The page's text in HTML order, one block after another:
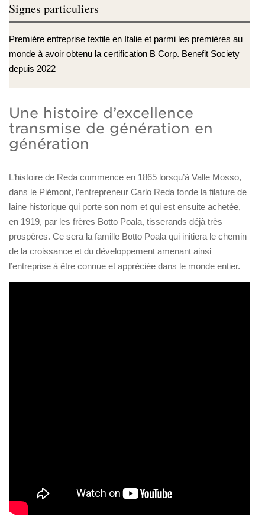
Signes particuliers
Première entreprise textile en Italie et parmi les premières au
monde à avoir obtenu la certification B Corp. Benefit Society
depuis 2022
Une histoire d’excellence
transmise de génération en
génération
L’histoire de Reda commence en 1865 lorsqu’à Valle Mosso,
dans le Piémont, l’entrepreneur Carlo Reda fonde la filature de
laine historique qui porte son nom et qui est ensuite achetée,
en 1919, par les frères Botto Poala, tisserands déjà très
prospères. Ce sera la famille Botto Poala qui initiera le chemin
de la croissance et du développement amenant ainsi
l’entreprise à être connue et appréciée dans le monde entier.